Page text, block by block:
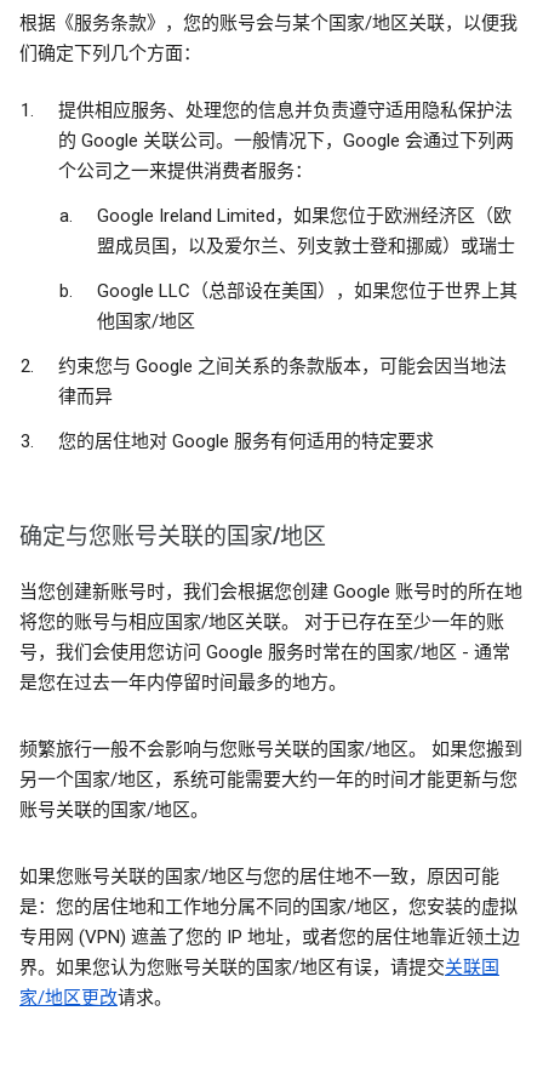
根据《服务条款》，您的账号会与某个国家/地区关联，以便我
们确定下列几个方面：
提供相应服务、处理您的信息并负责遵守适用隐私保护法
的 Google 关联公司。一般情况下，Google 会通过下列两
个公司之一来提供消费者服务：
Google Ireland Limited，如果您位于欧洲经济区（欧
盟成员国，以及爱尔兰、列支敦士登和挪威）或瑞士
Google LLC（总部设在美国），如果您位于世界上其
他国家/地区
约束您与 Google 之间关系的条款版本，可能会因当地法
律而异
您的居住地对 Google 服务有何适用的特定要求
确定与您账号关联的国家/地区
当您创建新账号时，我们会根据您创建 Google 账号时的所在地
将您的账号与相应国家/地区关联。 对于已存在至少一年的账
号，我们会使用您访问 Google 服务时常在的国家/地区 - 通常
是您在过去一年内停留时间最多的地方。
频繁旅行一般不会影响与您账号关联的国家/地区。 如果您搬到
另一个国家/地区，系统可能需要大约一年的时间才能更新与您
账号关联的国家/地区。
如果您账号关联的国家/地区与您的居住地不一致，原因可能
是：您的居住地和工作地分属不同的国家/地区，您安装的虚拟
专用网 (VPN) 遮盖了您的 IP 地址，或者您的居住地靠近领土边
界。如果您认为您账号关联的国家/地区有误，请提交关联国
家/地区更改请求。